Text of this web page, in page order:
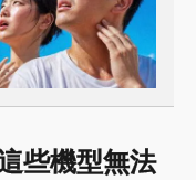
些機型無法